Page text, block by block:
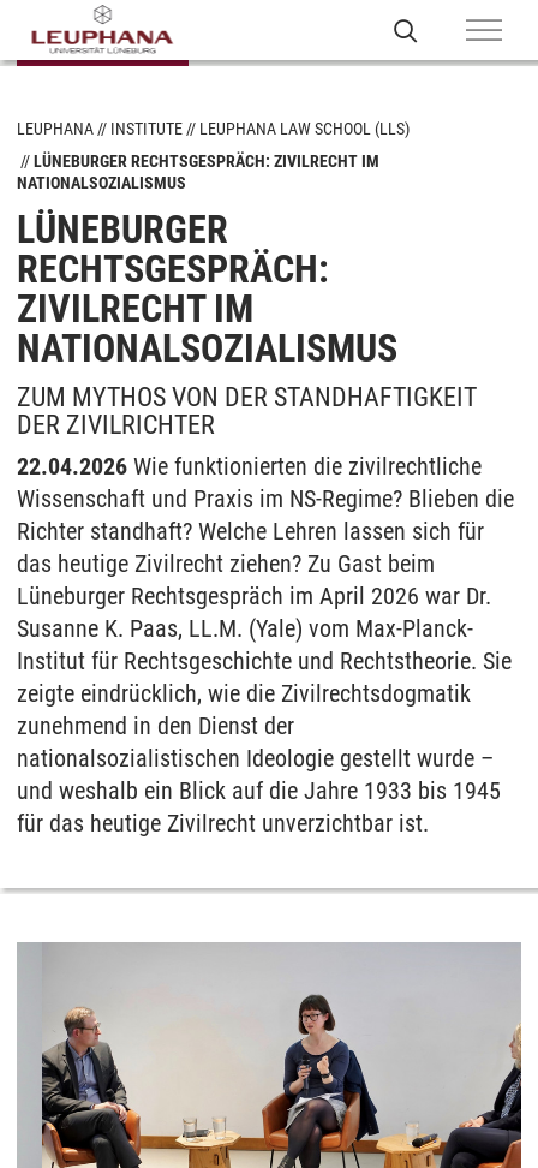
LEUPHANA INSTITUTE
LEUPHANA LAW SCHOOL (LLS)
LÜNEBURGER RECHTSGESPRÄCH: ZIVILRECHT IM
NATIONALSOZIALISMUS
LÜNEBURGER
RECHTSGESPRÄCH:
ZIVILRECHT IM
NATIONALSOZIALISMUS
ZUM MYTHOS VON DER STANDHAFTIGKEIT
DER ZIVILRICHTER
22.04.2026 Wie funktionierten die zivilrechtliche
Wissenschaft und Praxis im NS-Regime? Blieben die
Richter standhaft? Welche Lehren lassen sich für
das heutige Zivilrecht ziehen? Zu Gast beim
Lüneburger Rechtsgespräch im April 2026 war Dr.
Susanne K. Paas, LL.M. (Yale) vom Max-Planck-
Institut für Rechtsgeschichte und Rechtstheorie. Sie
zeigte eindrücklich, wie die Zivilrechtsdogmatik
zunehmend in den Dienst der
nationalsozialistischen Ideologie gestellt wurde –
und weshalb ein Blick auf die Jahre 1933 bis 1945
für das heutige Zivilrecht unverzichtbar ist.